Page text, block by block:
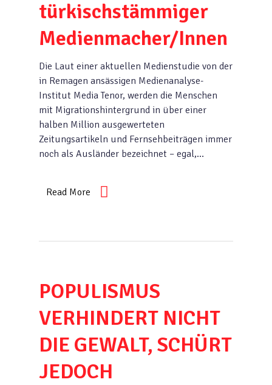
türkischstämmiger
Medienmacher/Innen
Die Laut einer aktuellen Medienstudie von der
in Remagen ansässigen Medienanalyse-
Institut Media Tenor, werden die Menschen
mit Migrationshintergrund in über einer
halben Million ausgewerteten
Zeitungsartikeln und Fernsehbeiträgen immer
noch als Ausländer bezeichnet – egal,…
Read More
POPULISMUS
VERHINDERT NICHT
DIE GEWALT, SCHÜRT
JEDOCH